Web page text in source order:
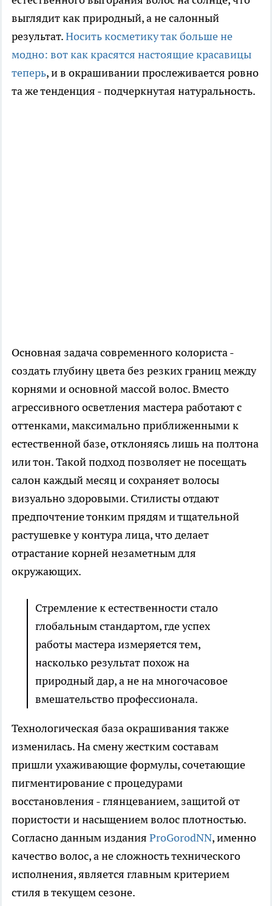
выглядит как природный, а не салонный
результат.Носить косметику так больше не
модно: вот как красятся настоящие красавицы
теперь, и в окрашивании прослеживается ровно
та же тенденция - подчеркнутая натуральность.
Основная задача современного колориста -
создать глубину цвета без резких границ между
корнями и основной массой волос. Вместо
агрессивного осветления мастера работают с
оттенками, максимально приближенными к
естественной базе, отклоняясь лишь на полтона
или тон. Такой подход позволяет не посещать
салон каждый месяц и сохраняет волосы
визуально здоровыми. Стилисты отдают
предпочтение тонким прядям и тщательной
растушевке у контура лица, что делает
отрастание корней незаметным для
окружающих.
Стремление к естественности стало
глобальным стандартом, где успех
работы мастера измеряется тем,
насколько результат похож на
природный дар, а не на многочасовое
вмешательство профессионала.
Технологическая база окрашивания также
изменилась. На смену жестким составам
пришли ухаживающие формулы, сочетающие
пигментирование с процедурами
восстановления - глянцеванием, защитой от
пористости и насыщением волос плотностью.
Согласно данным издания ProGorodNN, именно
качество волос, а не сложность технического
исполнения, является главным критерием
стиля в текущем сезоне.